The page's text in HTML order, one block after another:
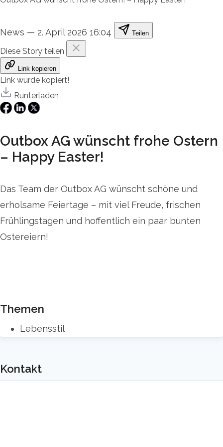
News — 2. April 2026 16:04 Teilen
Diese Story teilen
Link kopieren
Link wurde kopiert!
Runterladen
Outbox AG wünscht frohe Ostern
– Happy Easter!
Das Team der Outbox AG wünscht schöne und
erholsame Feiertage – mit viel Freude, frischen
Frühlingstagen und hoffentlich ein paar bunten
Ostereiern!
Themen
Lebensstil
Kontakt